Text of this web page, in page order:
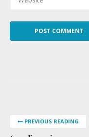
PREVIOUS READING